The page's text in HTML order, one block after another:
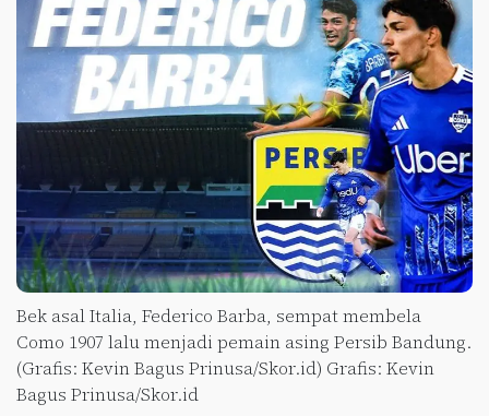
Bek asal Italia, Federico Barba, sempat membela
Como 1907 lalu menjadi pemain asing Persib Bandung.
(Grafis: Kevin Bagus Prinusa/Skor.id) Grafis: Kevin
Bagus Prinusa/Skor.id